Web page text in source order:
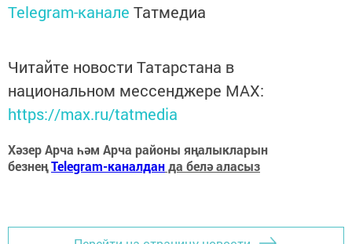
Telegram-канале Татмедиа
Читайте новости Татарстана в
национальном мессенджере MАХ:
https://max.ru/tatmedia
Хәзер Арча һәм Арча районы яңалыкларын
безнеңTelegram-каналданда белә аласыз